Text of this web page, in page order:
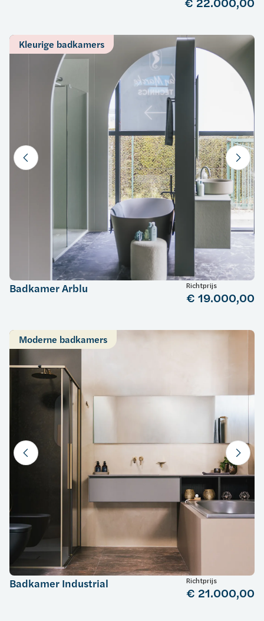
Kleurige badkamers
Badkamer Arblu Richtprijs
€ 19.000,00
Moderne badkamers
Badkamer Industrial Richtprijs
€ 21.000,00